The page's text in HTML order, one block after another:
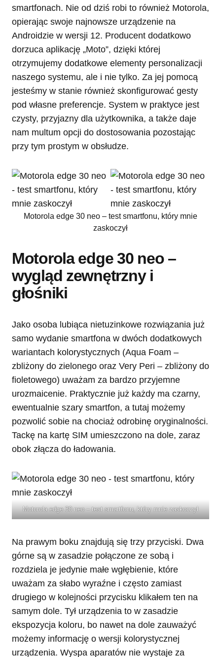
smartfonach. Nie od dziś robi to również Motorola,
opierając swoje najnowsze urządzenie na
Androidzie w wersji 12. Producent dodatkowo
dorzuca aplikację „Moto”, dzięki której
otrzymujemy dodatkowe elementy personalizacji
naszego systemu, ale i nie tylko. Za jej pomocą
jesteśmy w stanie również skonfigurować gesty
pod własne preferencje. System w praktyce jest
czysty, przyjazny dla użytkownika, a także daje
nam multum opcji do dostosowania pozostając
przy tym prostym w obsłudze.
Motorola edge 30 neo – test smartfonu, który mnie
zaskoczył
Motorola edge 30 neo –
wygląd zewnętrzny i
głośniki
Jako osoba lubiąca nietuzinkowe rozwiązania już
samo wydanie smartfona w dwóch dodatkowych
wariantach kolorystycznych (Aqua Foam –
zbliżony do zielonego oraz Very Peri – zbliżony do
fioletowego) uważam za bardzo przyjemne
urozmaicenie. Praktycznie już każdy ma czarny,
ewentualnie szary smartfon, a tutaj możemy
pozwolić sobie na chociaż odrobinę oryginalności.
Tackę na kartę SIM umieszczono na dole, zaraz
obok złącza do ładowania.
Motorola edge 30 neo – test smartfonu, który mnie zaskoczył
Na prawym boku znajdują się trzy przyciski. Dwa
górne są w zasadzie połączone ze sobą i
rozdziela je jedynie małe wgłębienie, które
uważam za słabo wyraźne i często zamiast
drugiego w kolejności przycisku klikałem ten na
samym dole. Tył urządzenia to w zasadzie
ekspozycja koloru, bo nawet na dole zauważyć
możemy informację o wersji kolorystycznej
urządzenia. Wyspa aparatów nie wystaje za